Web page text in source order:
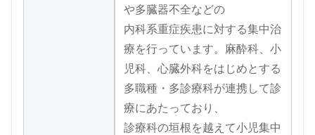
や多臓器不全などの
内科系重症疾患に対する集中治
療を行っています。麻酔科、小
児科、心臓外科をはじめとする
多職種・多診療科が連携して診
療にあたっており、
診療科の垣根を越えて小児集中